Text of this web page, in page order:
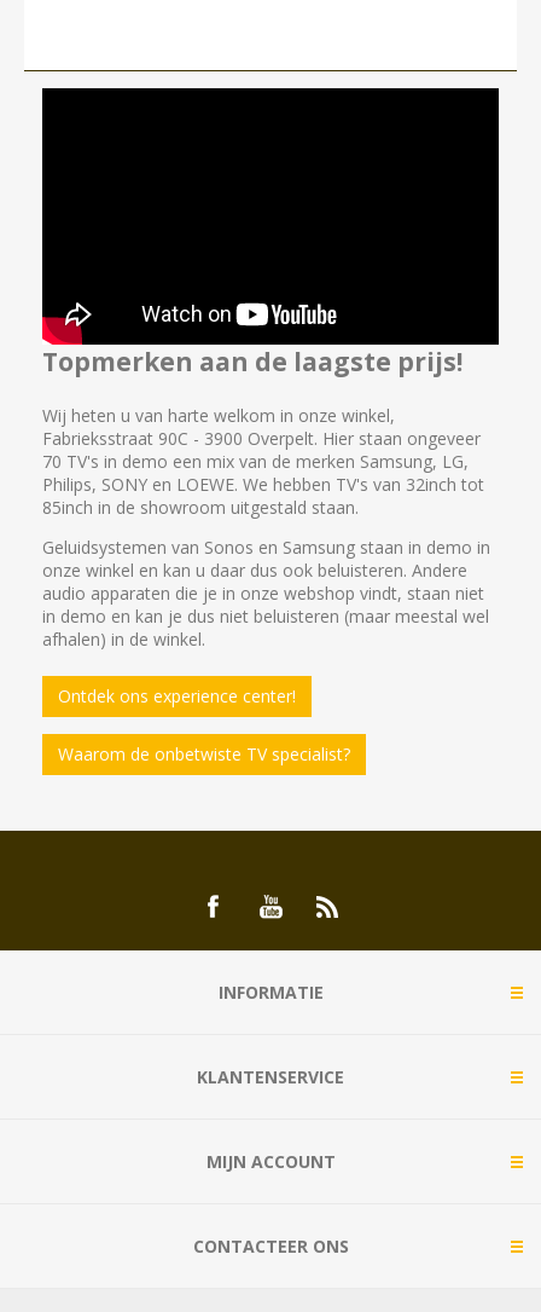
Topmerken aan de laagste prijs!
Wij heten u van harte welkom in onze winkel,
Fabrieksstraat 90C - 3900 Overpelt. Hier staan ongeveer
70 TV's in demo een mix van de merken Samsung, LG,
Philips, SONY en LOEWE. We hebben TV's van 32inch tot
85inch in de showroom uitgestald staan.
Geluidsystemen van Sonos en Samsung staan in demo in
onze winkel en kan u daar dus ook beluisteren. Andere
audio apparaten die je in onze webshop vindt, staan niet
in demo en kan je dus niet beluisteren (maar meestal wel
afhalen) in de winkel.
Ontdek ons experience center!
Waarom de onbetwiste TV specialist?
INFORMATIE
KLANTENSERVICE
MIJN ACCOUNT
CONTACTEER ONS